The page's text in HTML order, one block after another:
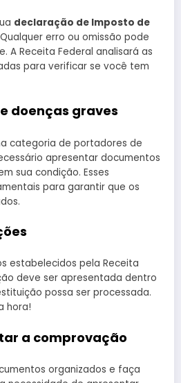
declaração de Imposto de
erro ou omissão pode
A Receita Federal analisará as
para verificar se você tem
doenças graves
categoria de portadores de
apresentar documentos
sua condição. Esses
para garantir que os
estabelecidos pela Receita
deve ser apresentada dentro
possa ser processada.
hora!
a comprovação
organizados e faça